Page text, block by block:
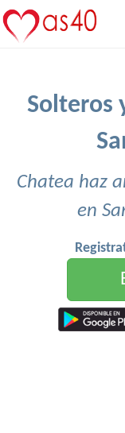
Solteros
Chatea haz
en